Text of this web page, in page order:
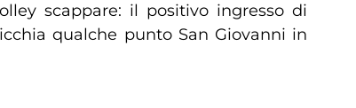
scappare: il positivo ingresso di
qualche punto San Giovanni in